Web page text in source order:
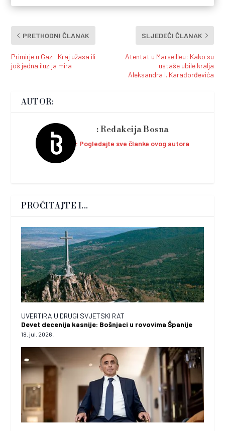
PRETHODNI ČLANAK
Primirje u Gazi: Kraj užasa ili
još jedna iluzija mira
SLJEDEĆI ČLANAK
Atentat u Marseilleu: Kako su
ustaše ubile kralja
Aleksandra I. Karađorđevića
AUTOR:
Redakcija Bosna
Pogledajte sve članke ovog autora
PROČITAJTE I...
UVERTIRA U DRUGI SVJETSKI RAT
Devet decenija kasnije: Bošnjaci u rovovima Španije
18. jul. 2026.